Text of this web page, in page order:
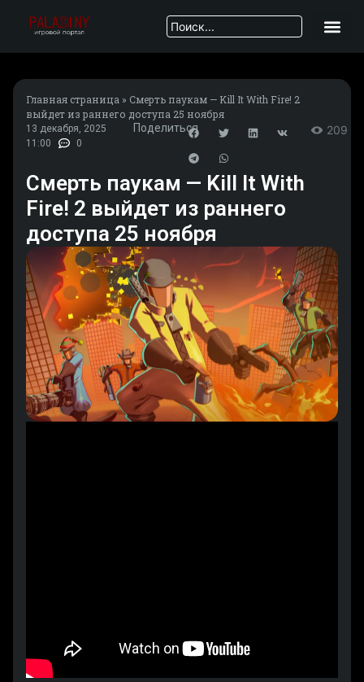
Главная страница » Смерть паукам — Kill It With Fire! 2
выйдет из раннего доступа 25 ноября
13 декабря, 2025
11:00
0
Поделиться 209
Смерть паукам — Kill It With
Fire! 2 выйдет из раннего
доступа 25 ноября